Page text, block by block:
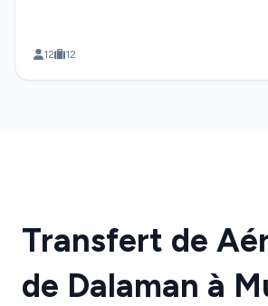
12 12
Transfert de
de Dalaman à